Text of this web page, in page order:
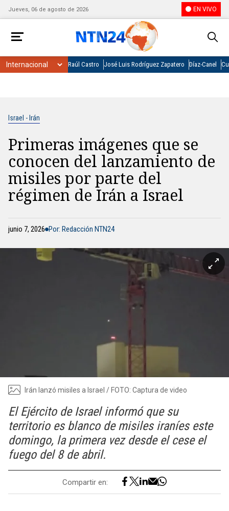
Jueves, 06 de agosto de 2026 EN VIVO
Raúl Castro José Luis Rodríguez Zapatero Díaz-Canel
Israel - Irán
Primeras imágenes que se
conocen del lanzamiento de
misiles por parte del
régimen de Irán a Israel
junio 7, 2026 Por: Redacción NTN24
Irán lanzó misiles a Israel / FOTO: Captura de video
El Ejército de Israel informó que su
territorio es blanco de misiles iraníes este
domingo, la primera vez desde el cese el
fuego del 8 de abril.
Compartir en: